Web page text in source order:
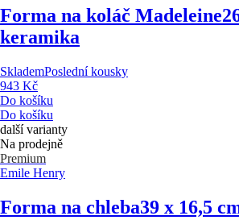
Forma na koláč Madeleine
keramika
SklademPoslední kousky
943 Kč
Do košíku
Do košíku
další varianty
Na prodejně
Premium
Emile Henry
Forma na chleba39 x 16,5